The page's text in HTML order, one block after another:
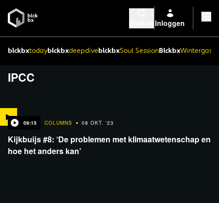
Inloggen
blckbxtodayblckbxdeepdiveblckbxSoul SessionBlckbx
IPCC
09:15 COLUMNS 08 OKT. '23
Kijkbuijs #8: ‘De problemen met klimaatwetenschap en
hoe het anders kan’